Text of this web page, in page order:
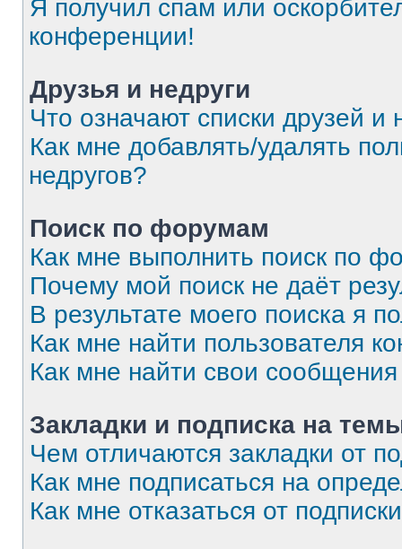
Я получил спам или
конференции!
Друзья и недруги
Что означают списки друзей и
Как мне добавлять/удалять
недругов?
Поиск по форумам
Как мне выполнить поиск по
Почему мой поиск не даёт
В результате моего поиска я
Как мне найти пользователя
Как мне найти свои
Закладки и подписка на
Чем отличаются закладки от
Как мне подписаться на
Как мне отказаться от